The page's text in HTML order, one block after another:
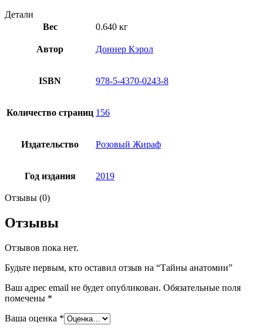
Детали
Вес
0.640 кг
Автор Доннер Кэрол
ISBN 978-5-4370-0243-8
Количество страниц 156
Издательство Розовый Жираф
Год издания 2019
Отзывы (0)
Отзывы
Отзывов пока нет.
Будьте первым, кто оставил отзыв на “Тайны анатомии”
Ваш адрес email не будет опубликован. Обязательные поля
помечены *
Ваша оценка *